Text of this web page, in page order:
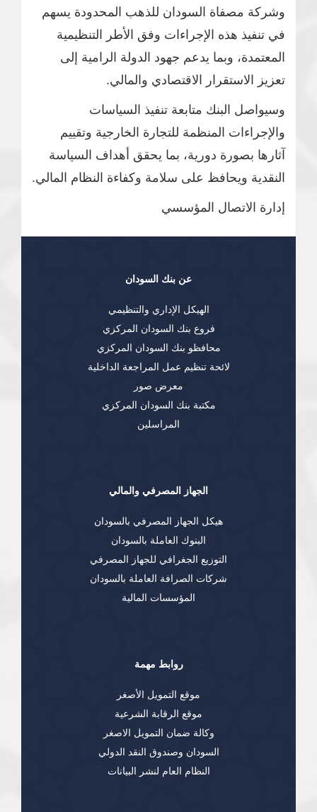
وشركة مصفاة السودان للذهب المحدودة يسهم
في تنفيذ هذه الإجراءات وفق الأطر التنظيمية
المعتمدة، وبما يدعم جهود الدولة الرامية إلى
تعزيز الاستقرار الاقتصادي والمالي.
وسيواصل البنك متابعة تنفيذ السياسات
والإجراءات المنظمة للتجارة الخارجية وتقييم
آثارها بصورة دورية، بما يحقق أهداف السياسة
النقدية ويحافظ على سلامة وكفاءة النظام المالي.
إدارة الاتصال المؤسسي
عن بنك السودان
الهيكل الإداري والتنظيمي
فروع بنك السودان المركزي
محافظو بنك السودان المركزي
لائحة تنظيم عمل المراجعة الداخلية
معرض صور
مكتبة بنك السودان المركزي
المراسلين
الجهاز المصرفي والمالي
هيكل الجهاز المصرفي بالسودان
البنوك العاملة بالسودان
التوزيع الجغرافي للجهاز المصرفي
شركات الصرافة العاملة بالسودان
المؤسسات المالية
روابط مهمة
موقع التمويل الأصغر
موقع الرقابة الشرعية
وكالة ضمان التمويل الاصغر
السودان وصندوق النقد الدولي
النظام العام لنشر البيانات